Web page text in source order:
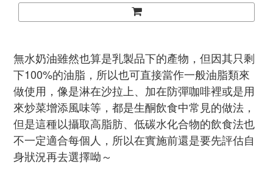
無水奶油雖然也算是乳製品下的產物，但因其只剩
下100%的油脂，所以也可直接當作一般油脂類來
做使用，像是淋在沙拉上、加在防彈咖啡裡或是用
來炒菜增添風味等，都是生酮飲食中常見的做法，
但是這種以攝取高脂肪、低碳水化合物的飲食法也
不一定適合每個人，所以在實施前還是要先評估自
身狀況再去選擇呦～